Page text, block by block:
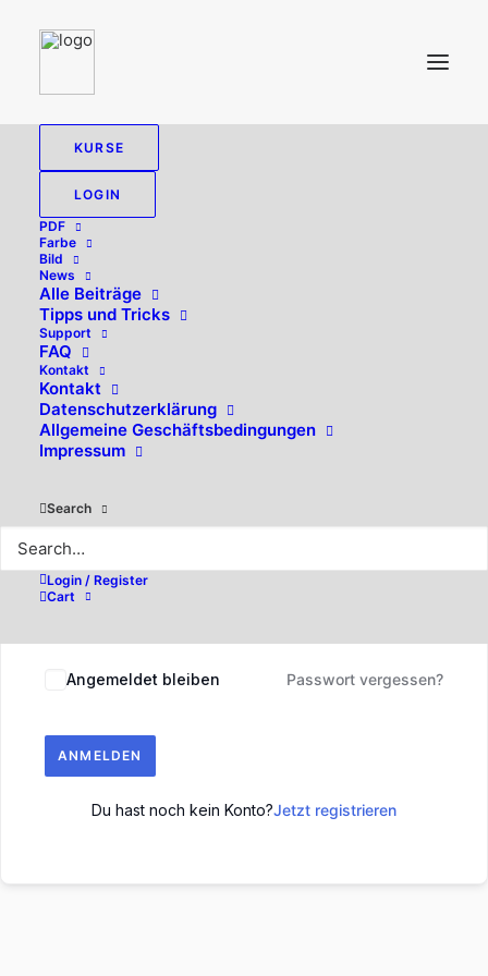
KURSE
LOGIN
PDF
Farbe
Bild
News
Alle Beiträge
Tipps und Tricks
Support
FAQ
Kontakt
Kontakt
Datenschutzerklärung
Allgemeine Geschäftsbedingungen
Impressum
Search
Login / Register
Cart
Hallo, willkommen zurück!
Angemeldet bleiben Passwort vergessen?
ANMELDEN
Du hast noch kein Konto?Jetzt registrieren